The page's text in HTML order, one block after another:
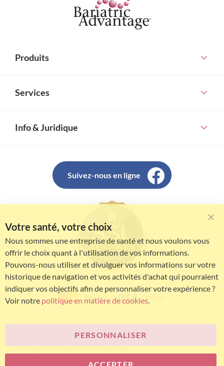
Produits
Services
Info & Juridique
Suivez-nous en ligne
© Bariatric Advantage® est une marque du groupe
Metagenics. Tous droits réservés.
Votre santé, votre choix
Nous sommes une entreprise de santé et nous voulons vous
offrir le choix quant à l'utilisation de vos informations.
Pouvons-nous utiliser et divulguer vos informations sur votre
historique de navigation et vos activités d'achat qui pourraient
indiquer vos objectifs afin de personnaliser votre expérience ?
Voir notre politique en matière de cookies.
PERSONNALISER